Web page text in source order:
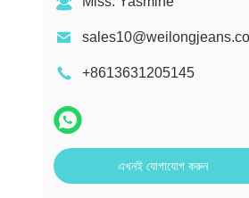
+8613631205145
এখনই যোগাযোগ করুন